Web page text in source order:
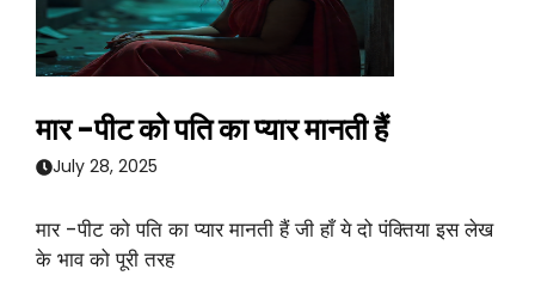
मार -पीट को पति का प्यार मानती हैं
July 28, 2025
मार -पीट को पति का प्यार मानती हैं जी हाँ ये दो पंक्तिया इस लेख
के भाव को पूरी तरह